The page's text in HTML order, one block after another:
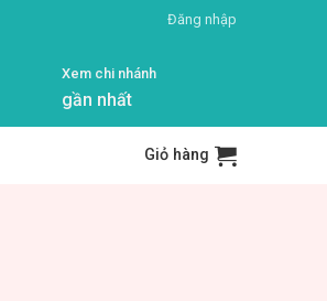
Đăng nhập
Xem chi nhánh
gần nhất
Giỏ hàng